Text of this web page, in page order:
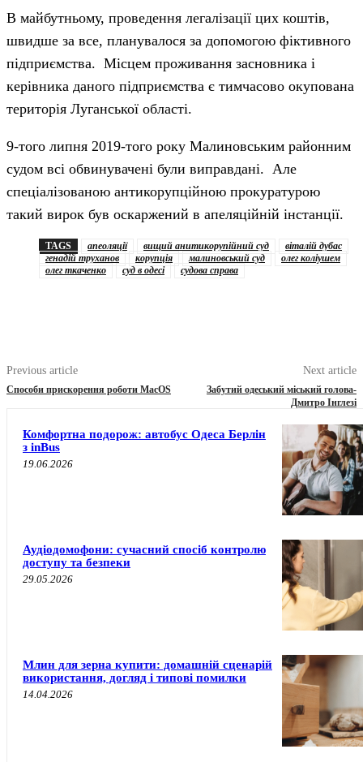
В майбутньому, проведення легалізації цих коштів,
швидше за все, планувалося за допомогою фіктивного
підприємства. Місцем проживання засновника і
керівника даного підприємства є тимчасово окупована
територія Луганської області.
9-того липня 2019-того року Малиновським районним
судом всі обвинувачені були виправдані. Але
спеціалізованою антикорупційною прокуратурою
такий вирок був оскаржений в апеляційній інстанції.
TAGS апеоляції вищий анитикорупійний суд
віталій дубас
генадій труханов
корупція малиновський суд
олег коліушем
олег ткаченко
суд в одесі судова справа
Previous article
Способи прискорення роботи MacOS
Next article
Забутий одеський міський голова-
Дмитро Інглезі
Комфортна подорож: автобус Одеса Берлін
з inBus
19.06.2026
Аудіодомофони: сучасний спосіб контролю
доступу та безпеки
29.05.2026
Млин для зерна купити: домашній сценарій
використання, догляд і типові помилки
14.04.2026